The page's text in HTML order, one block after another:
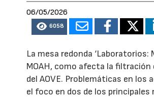
06/05/2026
6058
La mesa redonda ‘Laboratorios:
MOAH, como afecta la filtración
del AOVE. Problemáticas en los
el foco en dos de los principales